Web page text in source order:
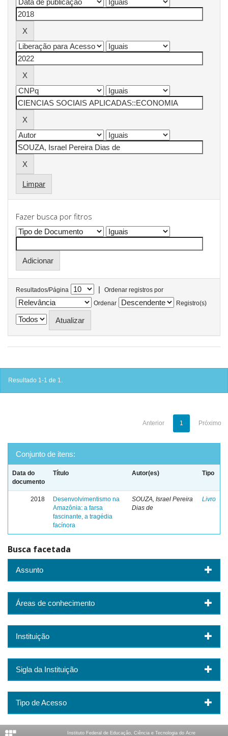
Limpar
Fazer busca por fitros
Resultados/Página |
Ordenar registros por
Ordenar
Registro(s)
Resultado 1-1 de 1.
Anterior 1 Próximo
Conjunto de itens:
Data do
documento
Título Autor(es) Tipo
2018
Desenvolvimentismo na
Amazônia: a farsa
fascinante, a tragédia
facínora
SOUZA, Israel Pereira
Dias de
Livro
Busca facetada
Assunto
Áreas de conhecimento
Instituição
Sigla da Instituição
Tipo de Acesso
Instituto Federal de Educação, Ciência e Tecnologia do Acre